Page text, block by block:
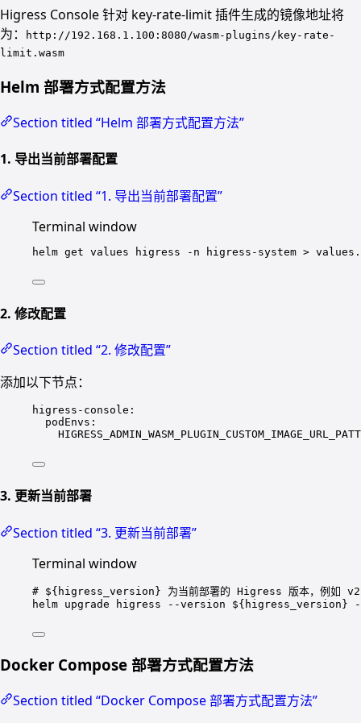
Higress Console 针对 key-rate-limit 插件生成的镜像地址将
为：
http://192.168.1.100:8080/wasm-plugins/key-rate-
limit.wasm
Helm 部署方式配置方法
Section titled “Helm 部署方式配置方法”
1. 导出当前部署配置
Section titled “1. 导出当前部署配置”
Terminal window
helm get values higress -n higress-system >
2. 修改配置
Section titled “2. 修改配置”
添加以下节点：
higress-console :
podEnvs :
3. 更新当前部署
Section titled “3. 更新当前部署”
Terminal window
# ${higress_version} 为当前部署的 Higress 版本，例如
helm upgrade higress --version ${higress_version}
Docker Compose 部署方式配置方法
Section titled “Docker Compose 部署方式配置方法”